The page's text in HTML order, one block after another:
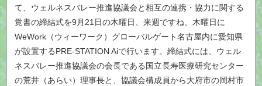
て、ウェルネスバレー推進協議会と相互の連携・協力に関する
覚書の締結式を9月21日の木曜日、来週ですね、木曜日に
WeWork（ウィーワーク）グローバルゲート名古屋内に愛知県
が設置するPRE-STATION Aiで行います。締結式には、ウェル
ネスバレー推進協議会の会長である国立長寿医療研究センター
の荒井（あらい）理事長と、協議会構成員から大府市の岡村市